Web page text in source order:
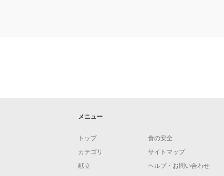
メニュー
トップ
カテゴリ
献立
食の安全
サイトマップ
ヘルプ・お問い合わせ